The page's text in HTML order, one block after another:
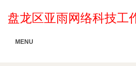
盘龙区亚雨网络科技工
MENU